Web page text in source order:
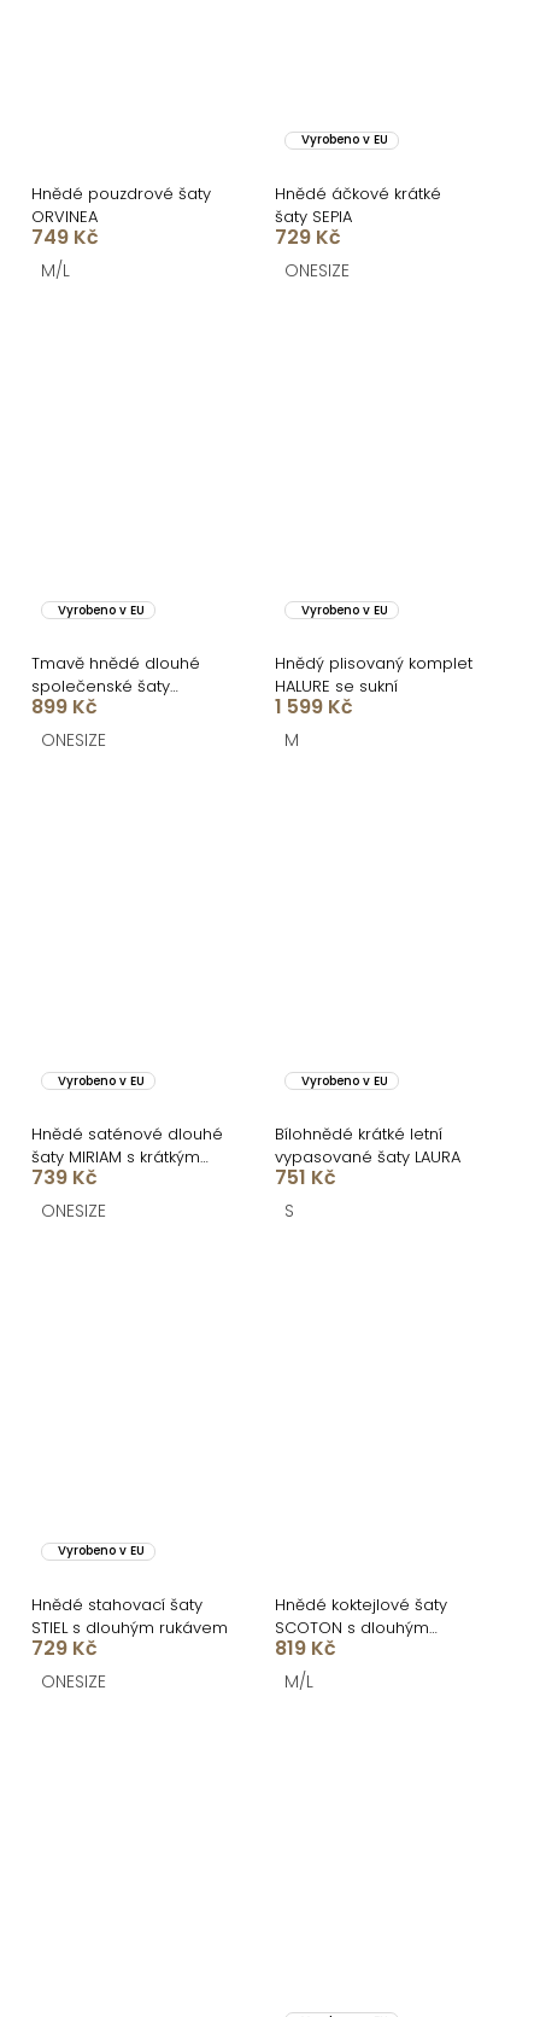
Hnědé pouzdrové šaty
ORVINEA
749 Kč
M/L
Vyrobeno v EU
Hnědé áčkové krátké
šaty SEPIA
729 Kč
ONESIZE
Vyrobeno v EU
Tmavě hnědé dlouhé
společenské šaty
CAELINA s vlečkou
899 Kč
ONESIZE
Vyrobeno v EU
Hnědý plisovaný komplet
HALURE se sukní
1 599 Kč
M
Vyrobeno v EU
Hnědé saténové dlouhé
šaty MIRIAM s krátkým
rukávem
739 Kč
ONESIZE
Vyrobeno v EU
Bílohnědé krátké letní
vypasované šaty LAURA
751 Kč
S
Vyrobeno v EU
Hnědé stahovací šaty
STIEL s dlouhým rukávem
729 Kč
ONESIZE
Hnědé koktejlové šaty
SCOTON s dlouhým
rukávem
819 Kč
M/L